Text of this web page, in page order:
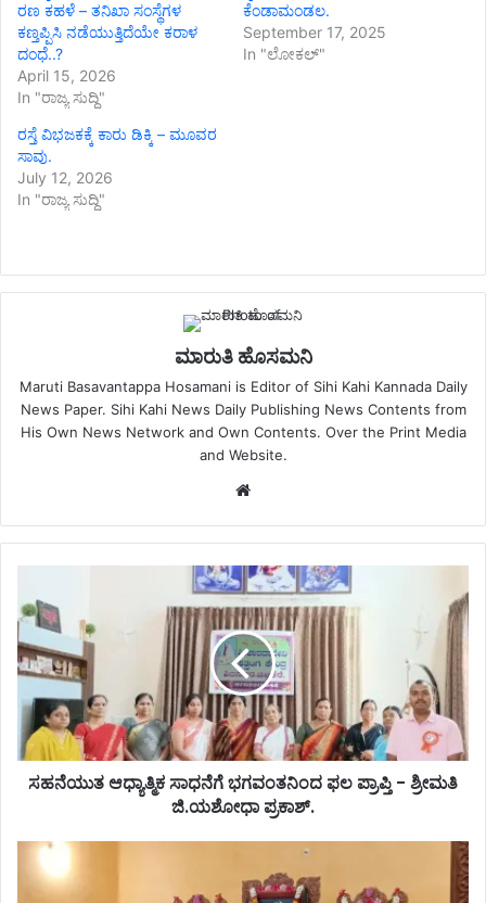
ರಣ ಕಹಳೆ – ತನಿಖಾ ಸಂಸ್ಥೆಗಳ
ಕಣ್ತಪ್ಪಿಸಿ ನಡೆಯುತ್ತಿದೆಯೇ ಕರಾಳ
ದಂಧೆ..?
April 15, 2026
In "ರಾಜ್ಯ ಸುದ್ದಿ"
ಕೆಂಡಾಮಂಡಲ.
September 17, 2025
In "ಲೋಕಲ್"
ರಸ್ತೆ ವಿಭಜಕಕ್ಕೆ ಕಾರು ಡಿಕ್ಕಿ – ಮೂವರ
ಸಾವು.
July 12, 2026
In "ರಾಜ್ಯ ಸುದ್ದಿ"
ಮಾರುತಿ ಹೊಸಮನಿ
Maruti Basavantappa Hosamani is Editor of Sihi Kahi Kannada Daily
News Paper. Sihi Kahi News Daily Publishing News Contents from
His Own News Network and Own Contents. Over the Print Media
and Website.
Website
ಸಹನೆಯುತ ಆಧ್ಯಾತ್ಮಿಕ ಸಾಧನೆಗೆ ಭಗವಂತನಿಂದ ಫಲ ಪ್ರಾಪ್ತಿ - ಶ್ರೀಮತಿ
ಜಿ.ಯಶೋಧಾ ಪ್ರಕಾಶ್.